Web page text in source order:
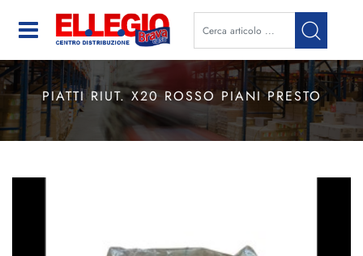
Open
PIATTI RIUT. X20 ROSSO PIANI PRESTO